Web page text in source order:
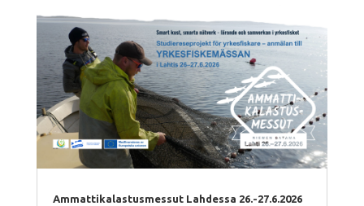
Ammattikalastusmessut Lahdessa 26.-27.6.2026